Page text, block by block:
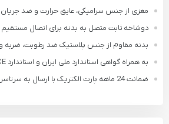
مغزی از جنس سرامیکی، عایق حرارت و ضد
دوشاخه ثابت متصل به بدنه برای اتصال مستقیم
بدنه مقاوم از جنس پلاستیک ضد رطوبت، ضربه و
به همراه گواهی استاندارد ملی ایران و استاندارد CE اروپا
ضمانت 24 ماهه پارت الکتریک با ارسال به سرتاسر کشور